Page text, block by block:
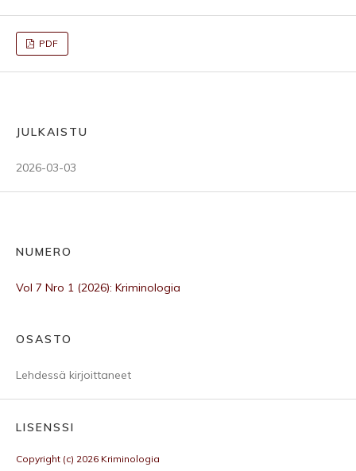
PDF
JULKAISTU
2026-03-03
NUMERO
Vol 7 Nro 1 (2026): Kriminologia
OSASTO
Lehdessä kirjoittaneet
LISENSSI
Copyright (c) 2026 Kriminologia